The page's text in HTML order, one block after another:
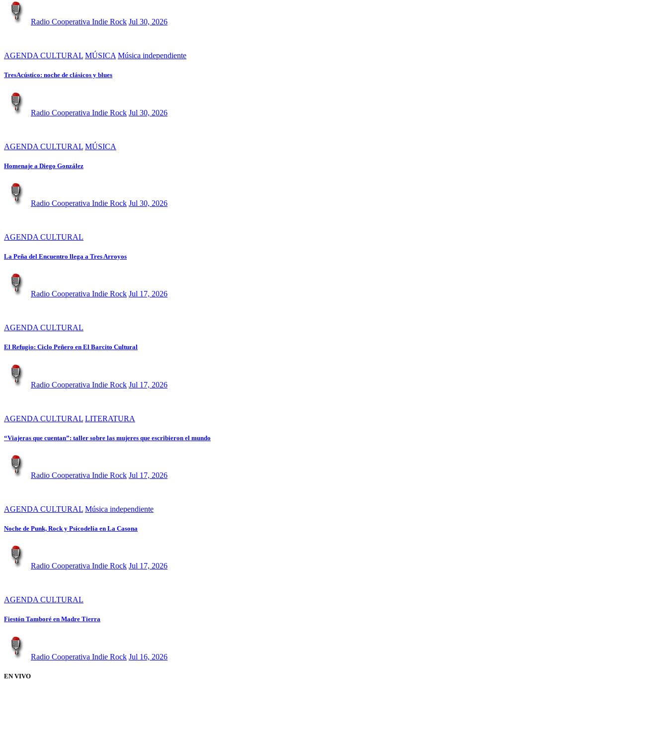
Radio Cooperativa Indie Rock Jul 30, 2026
AGENDA CULTURAL MÚSICA Música independiente
TresAcústico: noche de clásicos y blues
Radio Cooperativa Indie Rock Jul 30, 2026
AGENDA CULTURAL MÚSICA
Homenaje a Diego González
Radio Cooperativa Indie Rock Jul 30, 2026
AGENDA CULTURAL
La Peña del Encuentro llega a Tres Arroyos
Radio Cooperativa Indie Rock Jul 17, 2026
AGENDA CULTURAL
El Refugio: Ciclo Peñero en El Barcito Cultural
Radio Cooperativa Indie Rock Jul 17, 2026
AGENDA CULTURAL LITERATURA
“Viajeras que cuentan”: taller sobre las mujeres que escribieron el mundo
Radio Cooperativa Indie Rock Jul 17, 2026
AGENDA CULTURAL Música independiente
Noche de Punk, Rock y Psicodelia en La Casona
Radio Cooperativa Indie Rock Jul 17, 2026
AGENDA CULTURAL
Fiestón Tamboré en Madre Tierra
Radio Cooperativa Indie Rock Jul 16, 2026
EN VIVO